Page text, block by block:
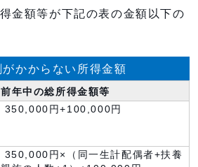
金額等が下記の表の金額以下の
がかからない所得金額
前年中の総所得金額等
350,000円+100,000円
350,000円×（同一生計配偶者+扶養